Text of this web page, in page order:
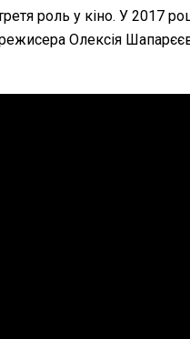
роль у кіно. У 2017
Олексія